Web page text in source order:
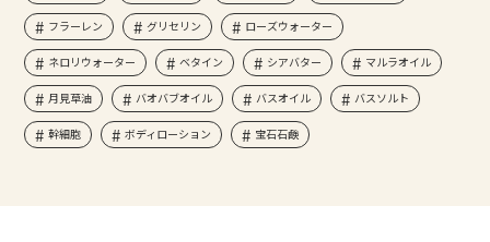
フラーレン グリセリン ローズウォーター
ネロリウォーター ベタイン シアバター マルラオイル
月見草油 バオバブオイル バスオイル バスソルト
幹細胞 ボディローション 宝石石鹸